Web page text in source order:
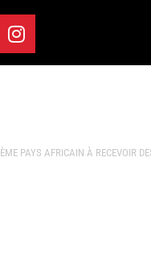
PAYS AFRICAIN À RECEVOIR